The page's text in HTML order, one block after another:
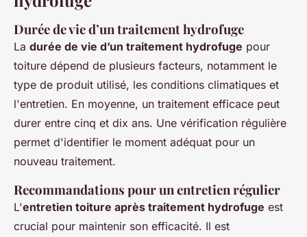
Durée de vie d’un traitement hydrofuge
La durée de vie d’un traitement hydrofuge pour
toiture dépend de plusieurs facteurs, notamment le
type de produit utilisé, les conditions climatiques et
l'entretien. En moyenne, un traitement efficace peut
durer entre cinq et dix ans. Une vérification régulière
permet d'identifier le moment adéquat pour un
nouveau traitement.
Recommandations pour un entretien régulier
L'entretien toiture après traitement hydrofuge est
crucial pour maintenir son efficacité. Il est